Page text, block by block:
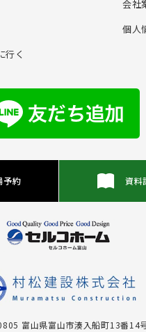
⾏く
会社
個⼈
予約 資料
富⼭県富⼭市湊⼊船町13番14